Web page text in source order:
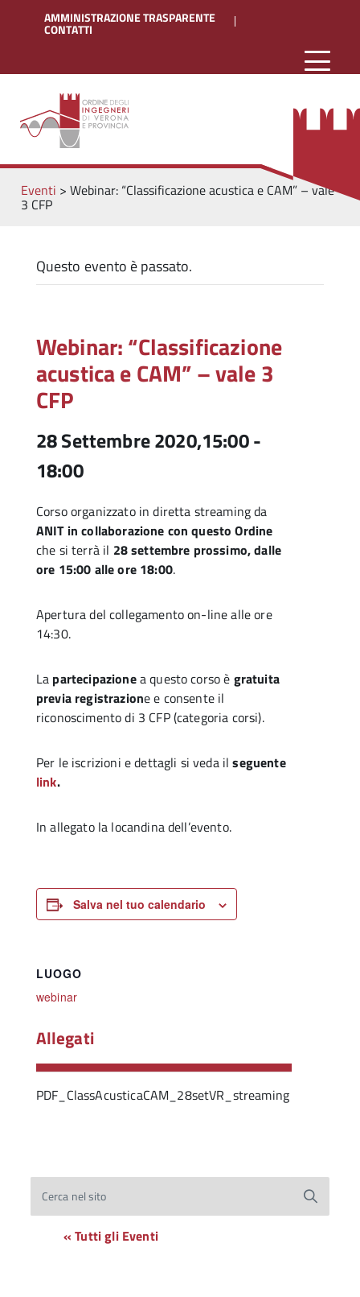
AMMINISTRAZIONE TRASPARENTE
CONTATTI
Eventi > Webinar: “Classificazione acustica e CAM” – vale
3 CFP
Questo evento è passato.
Webinar: “Classificazione
acustica e CAM” – vale 3
CFP
28 Settembre 2020,15:00-
18:00
Corso organizzato in diretta streaming da
ANIT in collaborazione con questo Ordine
che si terrà il 28 settembre prossimo, dalle
ore 15:00 alle ore 18:00.
Apertura del collegamento on-line alle ore
14:30.
La partecipazionea questo corso è gratuita
previa registrazione e consente il
riconoscimento di 3 CFP (categoria corsi).
Per le iscrizioni e dettagli si veda ilseguente
link.
In allegato la locandina dell’evento.
Salva nel tuo calendario
LUOGO
webinar
Allegati
PDF_ClassAcusticaCAM_28setVR_streaming
Cerca nel sito
« Tutti gli Eventi